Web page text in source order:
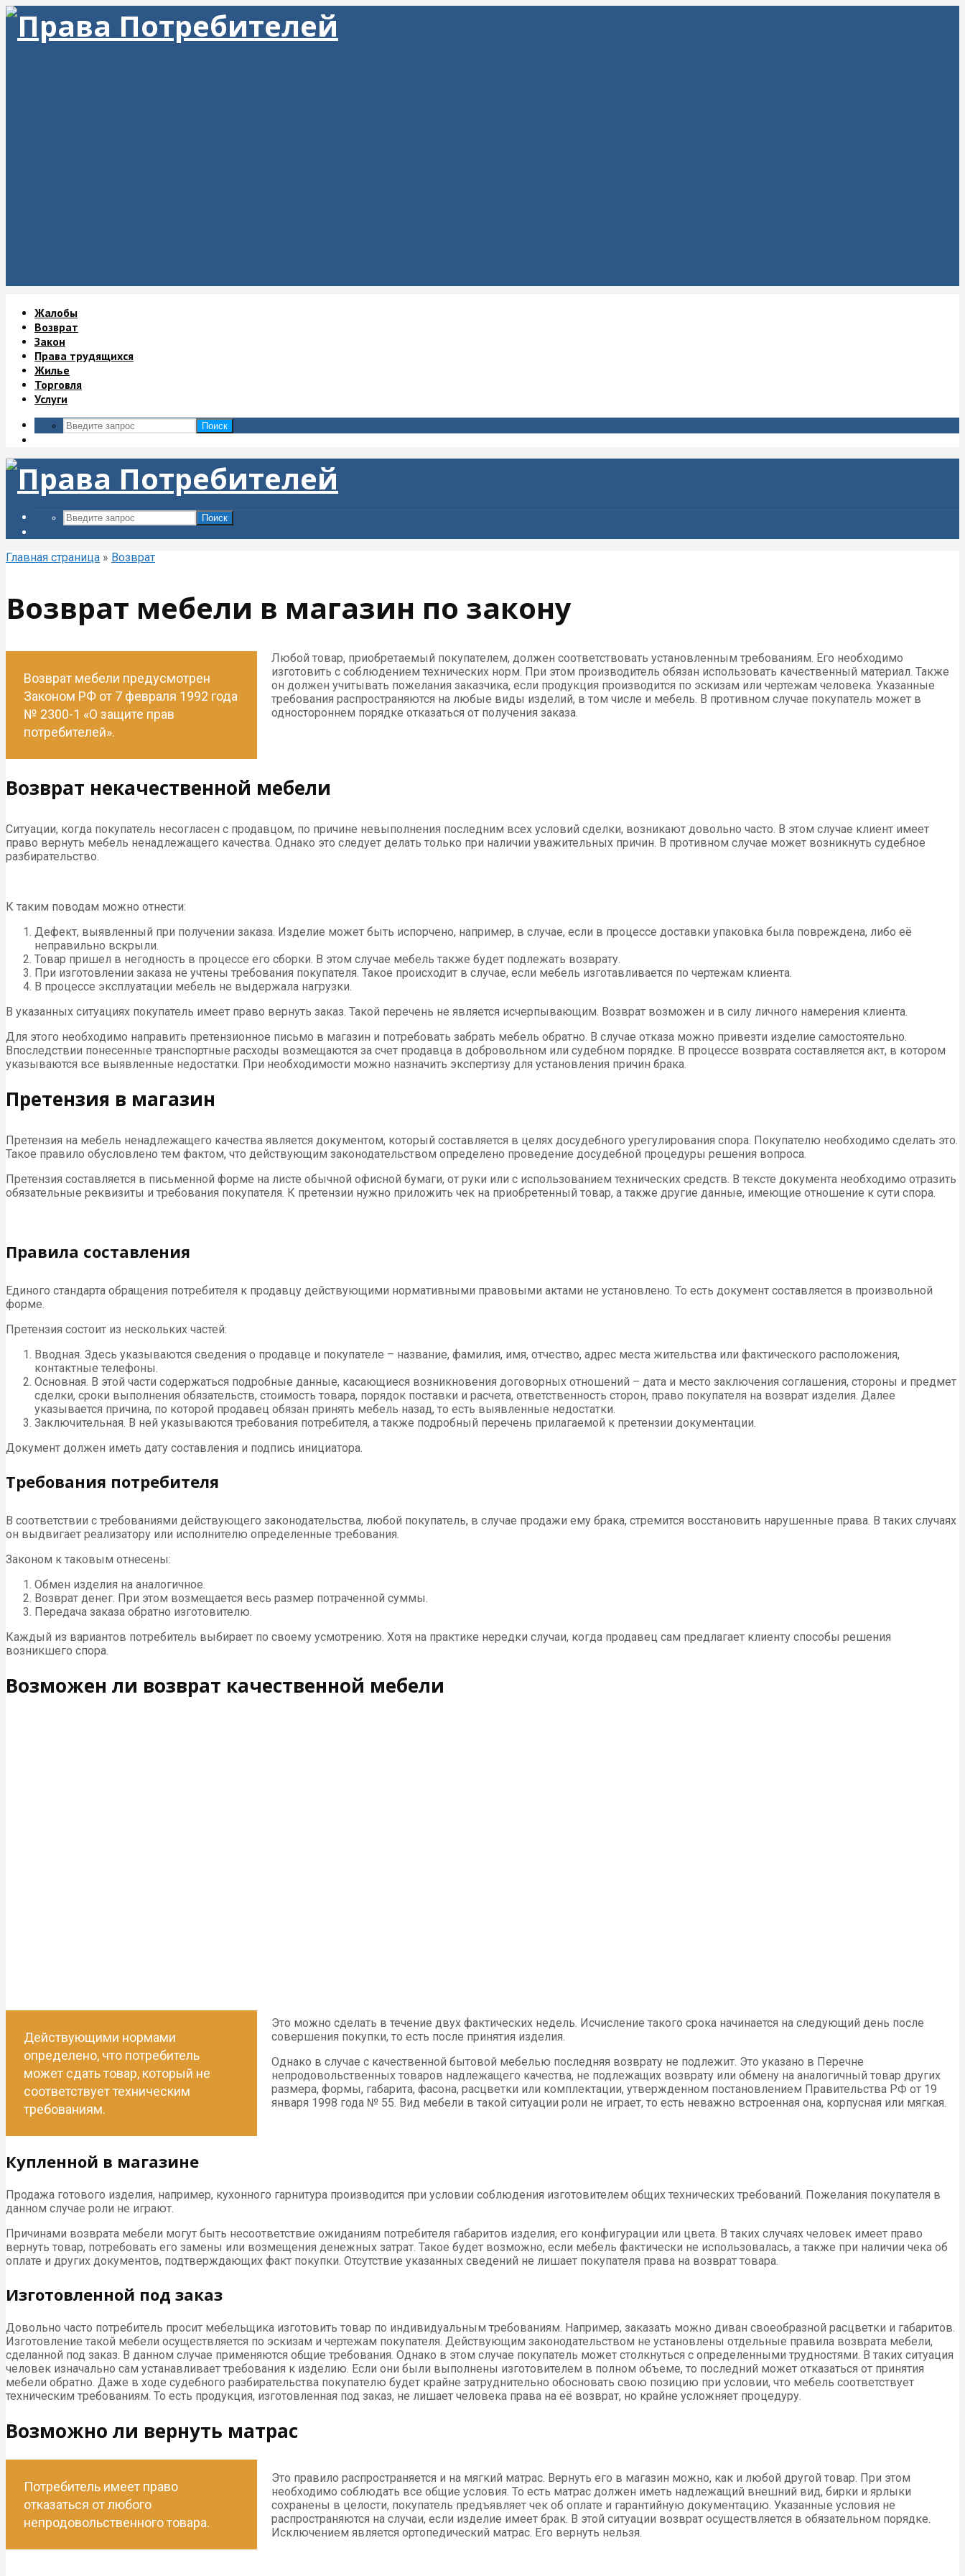
Жалобы
Возврат
Закон
Права трудящихся
Жилье
Торговля
Услуги
Поиск
Поиск
Главная страница » Возврат
Возврат мебели в магазин по закону
Возврат мебели предусмотрен
Законом РФ от 7 февраля 1992 года
№ 2300-1 «О защите прав
потребителей».
Любой товар, приобретаемый покупателем, должен соответствовать установленным требованиям. Его необходимо
изготовить с соблюдением технических норм. При этом производитель обязан использовать качественный материал. Также
он должен учитывать пожелания заказчика, если продукция производится по эскизам или чертежам человека. Указанные
требования распространяются на любые виды изделий, в том числе и мебель. В противном случае покупатель может в
одностороннем порядке отказаться от получения заказа.
Возврат некачественной мебели
Ситуации, когда покупатель несогласен с продавцом, по причине невыполнения последним всех условий сделки, возникают довольно часто. В этом случае клиент имеет
право вернуть мебель ненадлежащего качества. Однако это следует делать только при наличии уважительных причин. В противном случае может возникнуть судебное
разбирательство.
К таким поводам можно отнести:
Дефект, выявленный при получении заказа. Изделие может быть испорчено, например, в случае, если в процессе доставки упаковка была повреждена, либо её
неправильно вскрыли.
Товар пришел в негодность в процессе его сборки. В этом случае мебель также будет подлежать возврату.
При изготовлении заказа не учтены требования покупателя. Такое происходит в случае, если мебель изготавливается по чертежам клиента.
В процессе эксплуатации мебель не выдержала нагрузки.
В указанных ситуациях покупатель имеет право вернуть заказ. Такой перечень не является исчерпывающим. Возврат возможен и в силу личного намерения клиента.
Для этого необходимо направить претензионное письмо в магазин и потребовать забрать мебель обратно. В случае отказа можно привезти изделие самостоятельно.
Впоследствии понесенные транспортные расходы возмещаются за счет продавца в добровольном или судебном порядке. В процессе возврата составляется акт, в котором
указываются все выявленные недостатки. При необходимости можно назначить экспертизу для установления причин брака.
Претензия в магазин
Претензия на мебель ненадлежащего качества является документом, который составляется в целях досудебного урегулирования спора. Покупателю необходимо сделать это.
Такое правило обусловлено тем фактом, что действующим законодательством определено проведение досудебной процедуры решения вопроса.
Претензия составляется в письменной форме на листе обычной офисной бумаги, от руки или с использованием технических средств. В тексте документа необходимо отразить
обязательные реквизиты и требования покупателя. К претензии нужно приложить чек на приобретенный товар, а также другие данные, имеющие отношение к сути спора.
Правила составления
Единого стандарта обращения потребителя к продавцу действующими нормативными правовыми актами не установлено. То есть документ составляется в произвольной
форме.
Претензия состоит из нескольких частей:
Вводная. Здесь указываются сведения о продавце и покупателе – название, фамилия, имя, отчество, адрес места жительства или фактического расположения,
контактные телефоны.
Основная. В этой части содержаться подробные данные, касающиеся возникновения договорных отношений – дата и место заключения соглашения, стороны и предмет
сделки, сроки выполнения обязательств, стоимость товара, порядок поставки и расчета, ответственность сторон, право покупателя на возврат изделия. Далее
указывается причина, по которой продавец обязан принять мебель назад, то есть выявленные недостатки.
Заключительная. В ней указываются требования потребителя, а также подробный перечень прилагаемой к претензии документации.
Документ должен иметь дату составления и подпись инициатора.
Требования потребителя
В соответствии с требованиями действующего законодательства, любой покупатель, в случае продажи ему брака, стремится восстановить нарушенные права. В таких случаях
он выдвигает реализатору или исполнителю определенные требования.
Законом к таковым отнесены:
Обмен изделия на аналогичное.
Возврат денег. При этом возмещается весь размер потраченной суммы.
Передача заказа обратно изготовителю.
Каждый из вариантов потребитель выбирает по своему усмотрению. Хотя на практике нередки случаи, когда продавец сам предлагает клиенту способы решения
возникшего спора.
Возможен ли возврат качественной мебели
Действующими нормами
определено, что потребитель
может сдать товар, который не
соответствует техническим
требованиям.
Это можно сделать в течение двух фактических недель. Исчисление такого срока начинается на следующий день после
совершения покупки, то есть после принятия изделия.
Однако в случае с качественной бытовой мебелью последняя возврату не подлежит. Это указано в Перечне
непродовольственных товаров надлежащего качества, не подлежащих возврату или обмену на аналогичный товар других
размера, формы, габарита, фасона, расцветки или комплектации, утвержденном постановлением Правительства РФ от 19
января 1998 года № 55. Вид мебели в такой ситуации роли не играет, то есть неважно встроенная она, корпусная или мягкая.
Купленной в магазине
Продажа готового изделия, например, кухонного гарнитура производится при условии соблюдения изготовителем общих технических требований. Пожелания покупателя в
данном случае роли не играют.
Причинами возврата мебели могут быть несоответствие ожиданиям потребителя габаритов изделия, его конфигурации или цвета. В таких случаях человек имеет право
вернуть товар, потребовать его замены или возмещения денежных затрат. Такое будет возможно, если мебель фактически не использовалась, а также при наличии чека об
оплате и других документов, подтверждающих факт покупки. Отсутствие указанных сведений не лишает покупателя права на возврат товара.
Изготовленной под заказ
Довольно часто потребитель просит мебельщика изготовить товар по индивидуальным требованиям. Например, заказать можно диван своеобразной расцветки и габаритов.
Изготовление такой мебели осуществляется по эскизам и чертежам покупателя. Действующим законодательством не установлены отдельные правила возврата мебели,
сделанной под заказ. В данном случае применяются общие требования. Однако в этом случае покупатель может столкнуться с определенными трудностями. В таких ситуация
человек изначально сам устанавливает требования к изделию. Если они были выполнены изготовителем в полном объеме, то последний может отказаться от принятия
мебели обратно. Даже в ходе судебного разбирательства покупателю будет крайне затруднительно обосновать свою позицию при условии, что мебель соответствует
техническим требованиям. То есть продукция, изготовленная под заказ, не лишает человека права на её возврат, но крайне усложняет процедуру.
Возможно ли вернуть матрас
Потребитель имеет право
отказаться от любого
непродовольственного товара.
Это правило распространяется и на мягкий матрас. Вернуть его в магазин можно, как и любой другой товар. При этом
необходимо соблюдать все общие условия. То есть матрас должен иметь надлежащий внешний вид, бирки и ярлыки
сохранены в целости, покупатель предъявляет чек об оплате и гарантийную документацию. Указанные условия не
распространяются на случаи, если изделие имеет брак. В этой ситуации возврат осуществляется в обязательном порядке.
Исключением является ортопедический матрас. Его вернуть нельзя.